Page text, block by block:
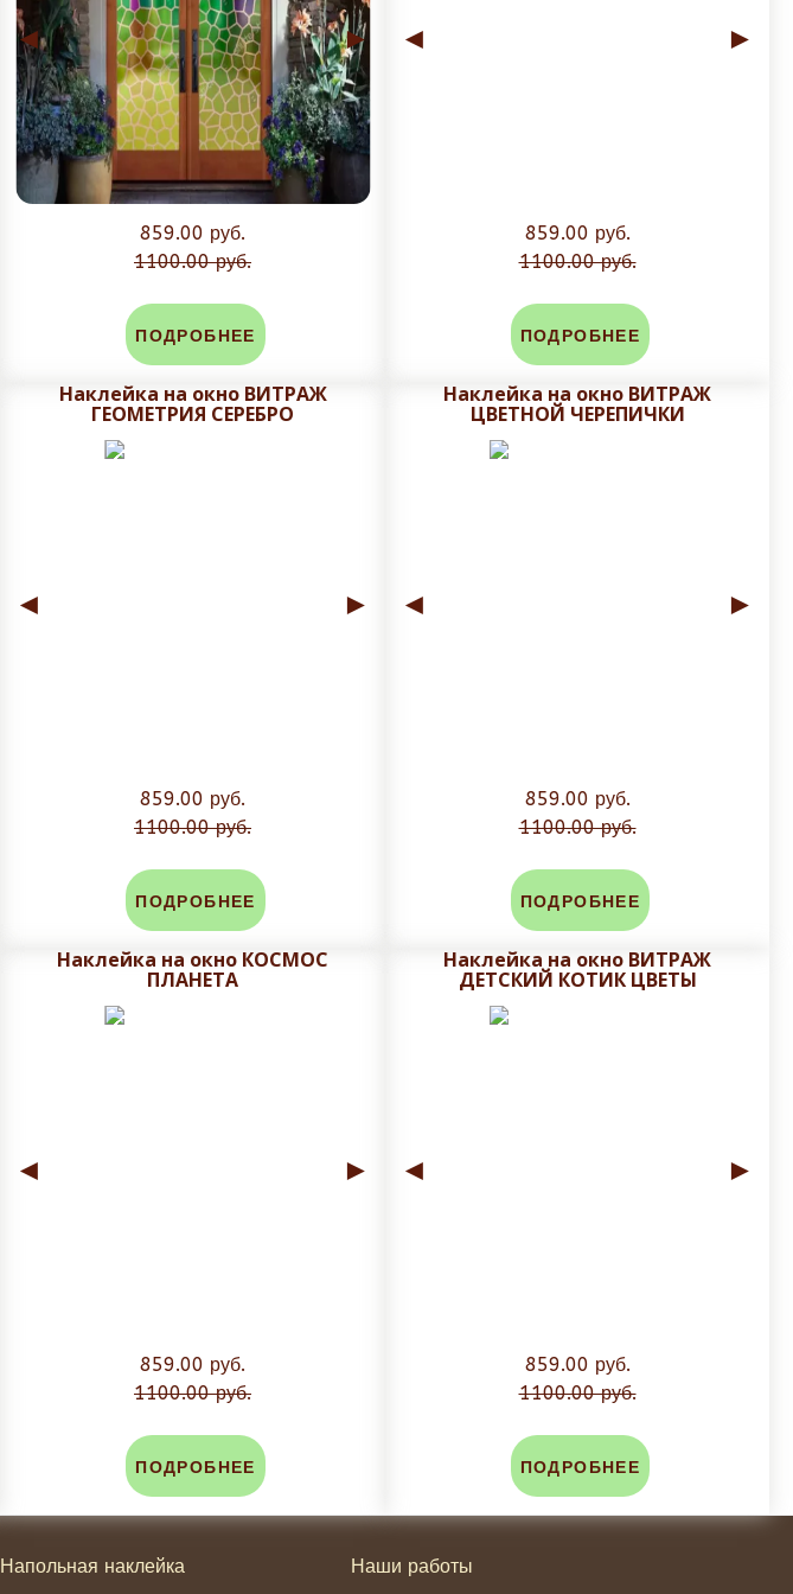
◄ ►
859.00 руб.
1100.00 руб.
ПОДРОБНЕЕ
◄ ►
859.00 руб.
1100.00 руб.
ПОДРОБНЕЕ
Наклейка на окно ВИТРАЖ
ГЕОМЕТРИЯ СЕРЕБРО
◄ ►
859.00 руб.
1100.00 руб.
ПОДРОБНЕЕ
Наклейка на окно ВИТРАЖ
ЦВЕТНОЙ ЧЕРЕПИЧКИ
◄ ►
859.00 руб.
1100.00 руб.
ПОДРОБНЕЕ
Наклейка на окно КОСМОС
ПЛАНЕТА
◄ ►
859.00 руб.
1100.00 руб.
ПОДРОБНЕЕ
Наклейка на окно ВИТРАЖ
ДЕТСКИЙ КОТИК ЦВЕТЫ
◄ ►
859.00 руб.
1100.00 руб.
ПОДРОБНЕЕ
Напольная наклейка Наши работы